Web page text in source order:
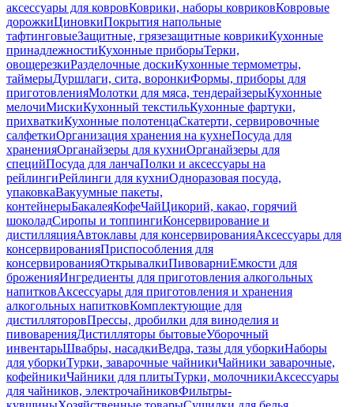
аксессуары для ковровКоврики, наборы ковриковКовровые
дорожкиЦиновкиПокрытия напольные
тафтинговыеЗащитные, грязезащитные коврикиКухонные
принадлежностиКухонные приборыТерки,
овощерезкиРазделочные доскиКухонные термометры,
таймерыДуршлаги, сита, воронкиФормы, приборы для
приготовленияМолотки для мяса, тендерайзерыКухонные
мелочиМискиКухонный текстильКухонные фартуки,
прихваткиКухонные полотенцаСкатерти, сервировочные
салфеткиОрганизация хранения на кухнеПосуда для
храненияОрганайзеры для кухниОрганайзеры для
специйПосуда для ланчаПолки и аксессуары на
рейлингиРейлинги для кухниОдноразовая посуда,
упаковкаВакуумные пакеты,
контейнерыБакалеяКофеЧайЦикорий, какао, горячий
шоколадСиропы и топпингиКонсервирование и
дистилляцияАвтоклавы для консервированияАксессуары для
консервированияПриспособления для
консервированияОткрывалкиПивоварниЕмкости для
броженияИнгредиенты для приготовления алкогольных
напитковАксессуары для приготовления и хранения
алкогольных напитковКомплектующие для
дистилляторовПрессы, дробилки для виноделия и
пивоваренияДистилляторы бытовыеУборочный
инвентарьШвабры, насадкиВедра, тазы для уборкиНаборы
для уборкиТурки, заварочные чайникиЧайники заварочные,
кофейникиЧайники для плитыТурки, молочникиАксессуары
для чайников, электрочайниковФильтры-